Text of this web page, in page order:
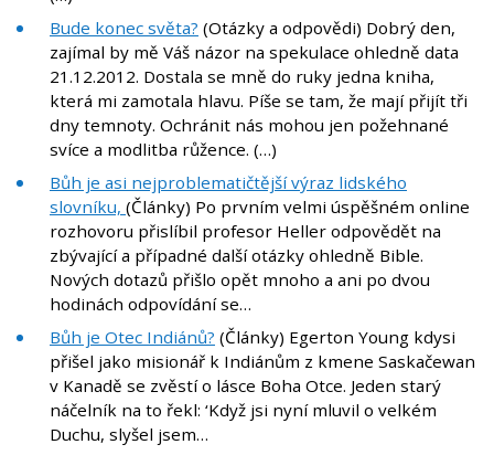
Bude konec světa? (Otázky a odpovědi) Dobrý den,
zajímal by mě Váš názor na spekulace ohledně data
21.12.2012. Dostala se mně do ruky jedna kniha,
která mi zamotala hlavu. Píše se tam, že mají přijít tři
dny temnoty. Ochránit nás mohou jen požehnané
svíce a modlitba růžence. (…)
Bůh je asi nejproblematičtější výraz lidského
slovníku, (Články) Po prvním velmi úspěšném online
rozhovoru přislíbil profesor Heller odpovědět na
zbývající a případné další otázky ohledně Bible.
Nových dotazů přišlo opět mnoho a ani po dvou
hodinách odpovídání se…
Bůh je Otec Indiánů? (Články) Egerton Young kdysi
přišel jako misionář k Indiánům z kmene Saskačewan
v Kanadě se zvěstí o lásce Boha Otce. Jeden starý
náčelník na to řekl: ‘Když jsi nyní mluvil o velkém
Duchu, slyšel jsem…